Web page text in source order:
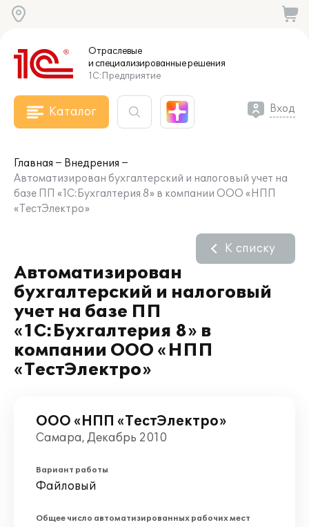
Отраслевые
и специализированныерешения
1С:Предприятие
Каталог Вход
Главная
Внедрения
Автоматизирован бухгалтерский и налоговый учет на
базе ПП «1С:Бухгалтерия 8» в компании ООО «НПП
«ТестЭлектро»
Автоматизирован
бухгалтерский и налоговый
учет на базе ПП
«1С:Бухгалтерия 8» в
компании ООО «НПП
«ТестЭлектро»
К списку
ООО «НПП «ТестЭлектро»
Самара, Декабрь 2010
Вариант работы
Файловый
Общее число автоматизированных рабочих мест